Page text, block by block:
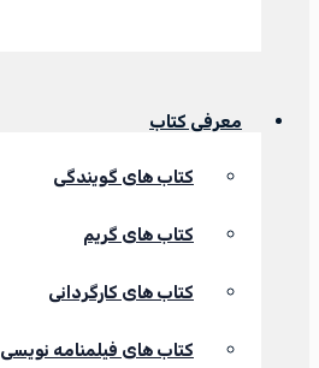
معرفی کتاب
کتاب های گویندگی
کتاب های گریم
کتاب های کارگردانی
کتاب های فیلمنامه نویسی